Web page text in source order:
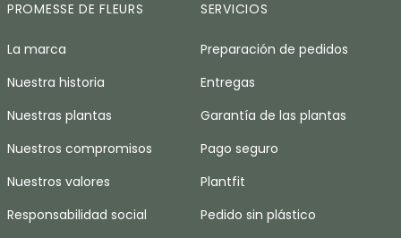
PROMESSE DE FLEURS
La marca
Nuestra historia
Nuestras plantas
Nuestros compromisos
Nuestros valores
Responsabilidad social
SERVICIOS
Preparación de pedidos
Entregas
Garantía de las plantas
Pago seguro
Plantfit
Pedido sin plástico